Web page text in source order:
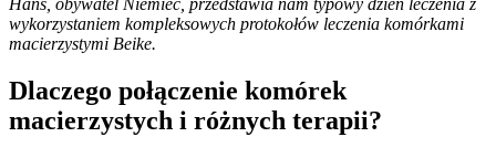
Hans, obywatel Niemiec, przedstawia nam typowy dzień leczenia z
wykorzystaniem kompleksowych protokołów leczenia komórkami
macierzystymi Beike.
Dlaczego połączenie komórek
macierzystych i różnych terapii?